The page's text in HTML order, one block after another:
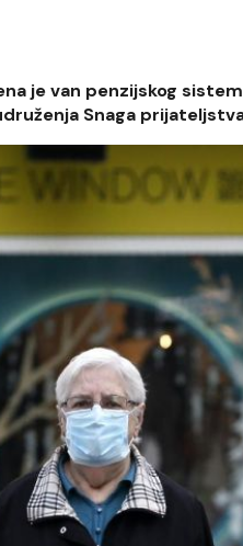
je van penzijskog
Snaga